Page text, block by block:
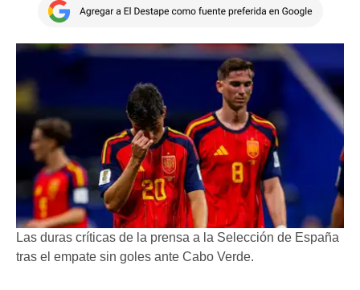
Las duras críticas de la prensa a la Selección de España
tras el empate sin goles ante Cabo Verde.